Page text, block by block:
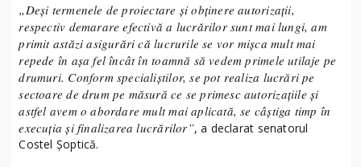
„Deși termenele de proiectare și obținere autorizații,
respectiv demarare efectivă a lucrărilor sunt mai lungi, am
primit astăzi asigurări că lucrurile se vor mișca mult mai
repede în așa fel încât în toamnă să vedem primele utilaje pe
drumuri. Conform specialiștilor, se pot realiza lucrări pe
sectoare de drum pe măsură ce se primesc autorizațiile și
astfel avem o abordare mult mai aplicată, se câștiga timp în
execuția și finalizarea lucrărilor”, a declarat senatorul
Costel Șoptică.